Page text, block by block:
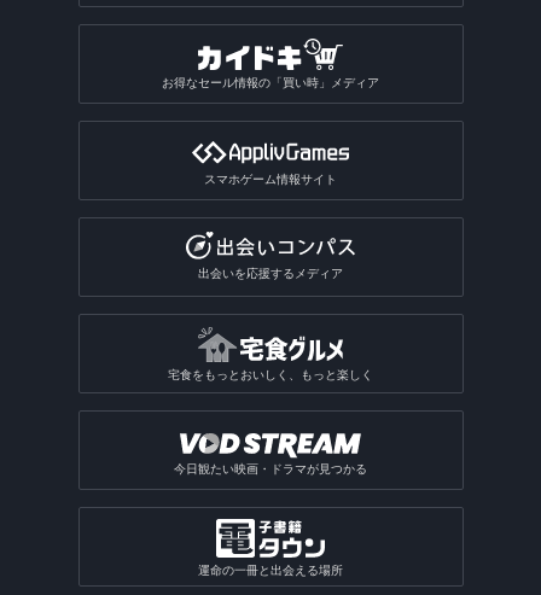
お得なセール情報の「買い時」メディア
スマホゲーム情報サイト
出会いを応援するメディア
宅食をもっとおいしく、もっと楽しく
今日観たい映画・ドラマが見つかる
運命の一冊と出会える場所